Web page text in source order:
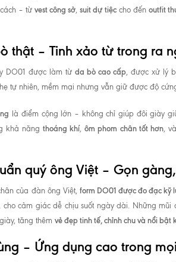
cách – từvest công sở,suit dự tiệccho đến outfit
thật – Tinh xảo từ trong ra
DO01 được làm từ da bò cao cấp, được xử lý
tự nhiên, mềm mại nhưng vẫn giữ được độ
là điểm cộng lớn – không chỉ giúp đôi giày
khả năngthoáng khí,ôm phom chân tốt hơn,
quý ông Việt – Gọn
của đàn ông Việt,form DO01 được đo đạc kỹ
, cho cảm giác dễ chịu suốt ngày dài. Những
tăng thêm vẻ đẹp tinh tế, chỉnh chu và nổi bật
– Ứng dụng cao trong